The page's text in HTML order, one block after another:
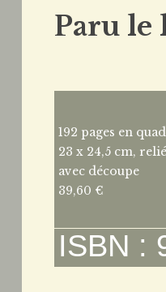
Paru le
192 pages en
23 x 24,5 cm,
avec découpe
39,60 €
ISBN :